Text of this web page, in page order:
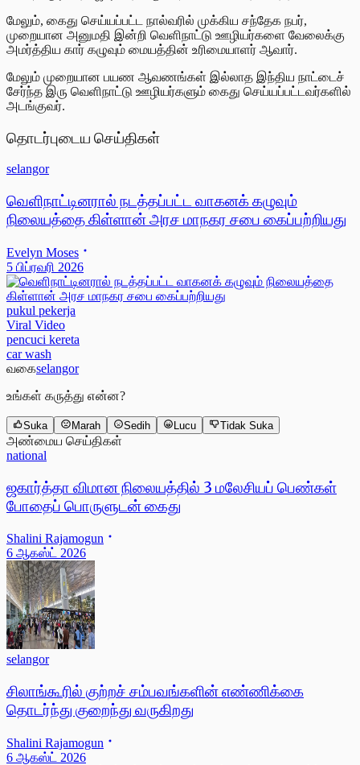
மேலும், கைது செய்யப்பட்ட நால்வரில் முக்கிய சந்தேக நபர்,
முறையான அனுமதி இன்றி வெளிநாட்டு ஊழியர்களை வேலைக்கு
அமர்த்திய கார் கழுவும் மையத்தின் உரிமையாளர் ஆவார்.
மேலும் முறையான பயண ஆவணங்கள் இல்லாத இந்திய நாட்டைச்
சேர்ந்த இரு வெளிநாட்டு ஊழியர்களும் கைது செய்யப்பட்டவர்களில்
அடங்குவர்.
தொடர்புடைய செய்திகள்
selangor
வெளிநாட்டினரால் நடத்தப்பட்ட வாகனக் கழுவும்
நிலையத்தை கிள்ளான் அரச மாநகர சபை கைப்பற்றியது
Evelyn Moses
5 பிப்ரவரி 2026
pukul pekerja
Viral Video
pencuci kereta
car wash
வகைselangor
உங்கள் கருத்து என்ன?
Suka Marah Sedih Lucu Tidak Suka
அண்மைய செய்திகள்
national
ஜகார்த்தா விமான நிலையத்தில் 3 மலேசியப் பெண்கள்
போதைப் பொருளுடன் கைது
Shalini Rajamogun
6 ஆகஸ்ட் 2026
selangor
சிலாங்கூரில் குற்றச் சம்பவங்களின் எண்ணிக்கை
தொடர்ந்து குறைந்து வருகிறது
Shalini Rajamogun
6 ஆகஸ்ட் 2026